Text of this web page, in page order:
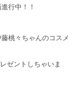
行中！！
桃々ちゃんのコスメ
ゼントしちゃいま